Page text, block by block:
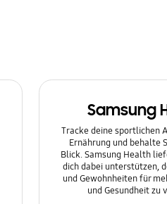
Samsung
Tracke deine sportlichen
Ernährung und behalte
Blick. Samsung Health
dich dabei unterstützen,
und Gewohnheiten für
und Gesundheit zu